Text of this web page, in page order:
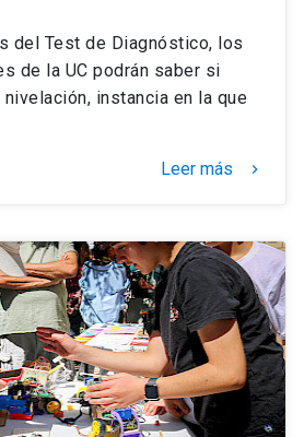
del Test de Diagnóstico, los
de la UC podrán saber si
instancia en la que
Leer más keyboard_arrow_right